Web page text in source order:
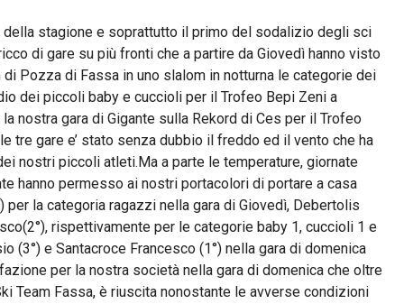
della stagione e soprattutto il primo del sodalizio degli sci
di gare su più fronti che a partire da Giovedì hanno visto
Pozza di Fassa in uno slalom in notturna le categorie dei
dei piccoli baby e cuccioli per il Trofeo Bepi Zeni a
nostra gara di Gigante sulla Rekord di Ces per il Trofeo
tre gare e’ stato senza dubbio il freddo ed il vento che ha
nostri piccoli atleti.Ma a parte le temperature, giornate
hanno permesso ai nostri portacolori di portare a casa
la categoria ragazzi nella gara di Giovedì, Debertolis
rispettivamente per le categorie baby 1, cuccioli 1 e
(3°) e Santacroce Francesco (1°) nella gara di domenica
per la nostra società nella gara di domenica che oltre
Team Fassa, è riuscita nonostante le avverse condizioni